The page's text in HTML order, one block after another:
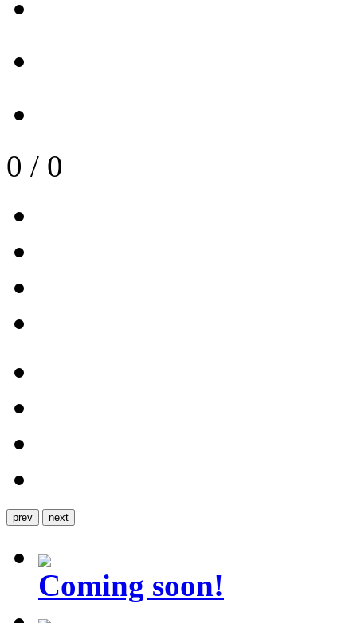
0 / 0
prev next
Coming soon!